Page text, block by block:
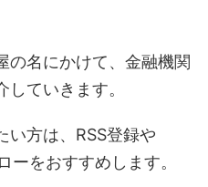
の名にかけて、金融機関
ていきます。
い方は、RSS登録や
をおすすめします。